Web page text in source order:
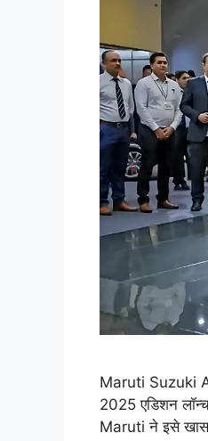
Maruti Suzuki
2025 एडिशन
Maruti ने इसे